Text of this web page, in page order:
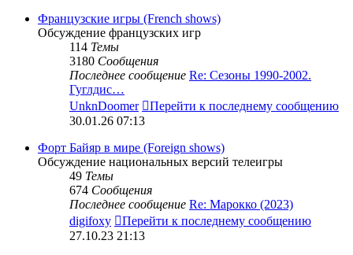
Французские игры (French shows)
Обсуждение французских игр
114 Темы
3180 Сообщения
Последнее сообщение Re: Сезоны 1990-2002.
Гуглдис…
UnknDoomer
Перейти к последнему сообщению
30.01.26 07:13
Форт Байяр в мире (Foreign shows)
Обсуждение национальных версий телеигры
49 Темы
674 Сообщения
Последнее сообщение Re: Марокко (2023)
digifoxy
Перейти к последнему сообщению
27.10.23 21:13